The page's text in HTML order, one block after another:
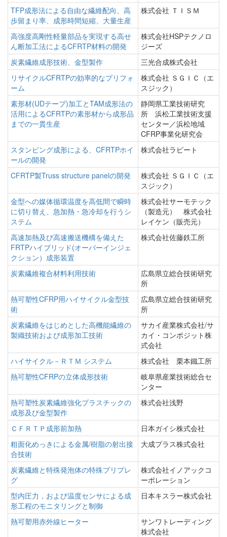
TFP成形法による自由な繊維配向、高
歩留まり率、成形時間短縮、大量生産
株式会社 ＴＩＳＭ
高強度高剛性軽量部品を実現する高せ
ん断加工法によるCFRTP材料の開発
株式会社HSPテクノロ
ジーズ
炭素繊維成形技術、金型製作
三光合成株式会社
リサイクルCFRTPの効率的なプリフォ
ーム
株式会社 ＳＧＩＣ（エ
スジック）
素形材(UDテープ)加工とTAM成形法の
活用によるCFRTPの素形材から成形品
までの一貫生産
静岡県工業技術研究
所 浜松工業技術支援
センター／浜松地域
CFRP事業化研究会
スタンピング成形による、CFRTPホイ
ールの開発
株式会社ラピート
CFRTP製Truss structure panelの開発
株式会社 ＳＧＩＣ（エ
スジック）
金型への媒体循環温度を高低間で瞬時
に切り替え、急加熱・急冷却を行うシ
ステム
株式会社サーモテック
（製造元） 株式会社
レイケン（販売元）
高速加熱及び高速搬送機構を備えた
FRTPハイブリッド(オーバーインジェ
クション）成形装置
株式会社佐藤鉄工所
炭素繊維複合材料利用技術
広島県立総合技術研究
所
熱可塑性CFRP用ハイサイクル金型技
術
広島県立総合技術研究
所
炭素繊維をはじめとした高機能繊維の
製織技術および成形加工技術
サカイ産業株式会社/サ
カイ・コンポジット株
式会社
ハイサイクル－ＲＴＭ システム
株式会社 栗本鐵工所
熱可塑性CFRPの立体成形技術
岐阜県産業技術総合セ
ンター
熱可塑性炭素繊維強化プラスチックの
成形及び金型製作
株式会社浅野
ＣＦＲＴＰ成形前加熱
日本ガイシ株式会社
粗面化めっきによる金属/樹脂の射出接
合技術
大成プラス株式会社
炭素繊維と特殊発泡体の特殊プリプレ
グ
株式会社イノアックコ
ーポレーション
型内圧力，および温度センサによる成
形工程のモニタリングと制御
日本キスラー株式会社
熱可塑用赤外線ヒーター
サンワトレーディング
株式会社